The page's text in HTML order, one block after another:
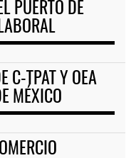
PUERTO DE
C-TPAT Y OEA
MÉXICO